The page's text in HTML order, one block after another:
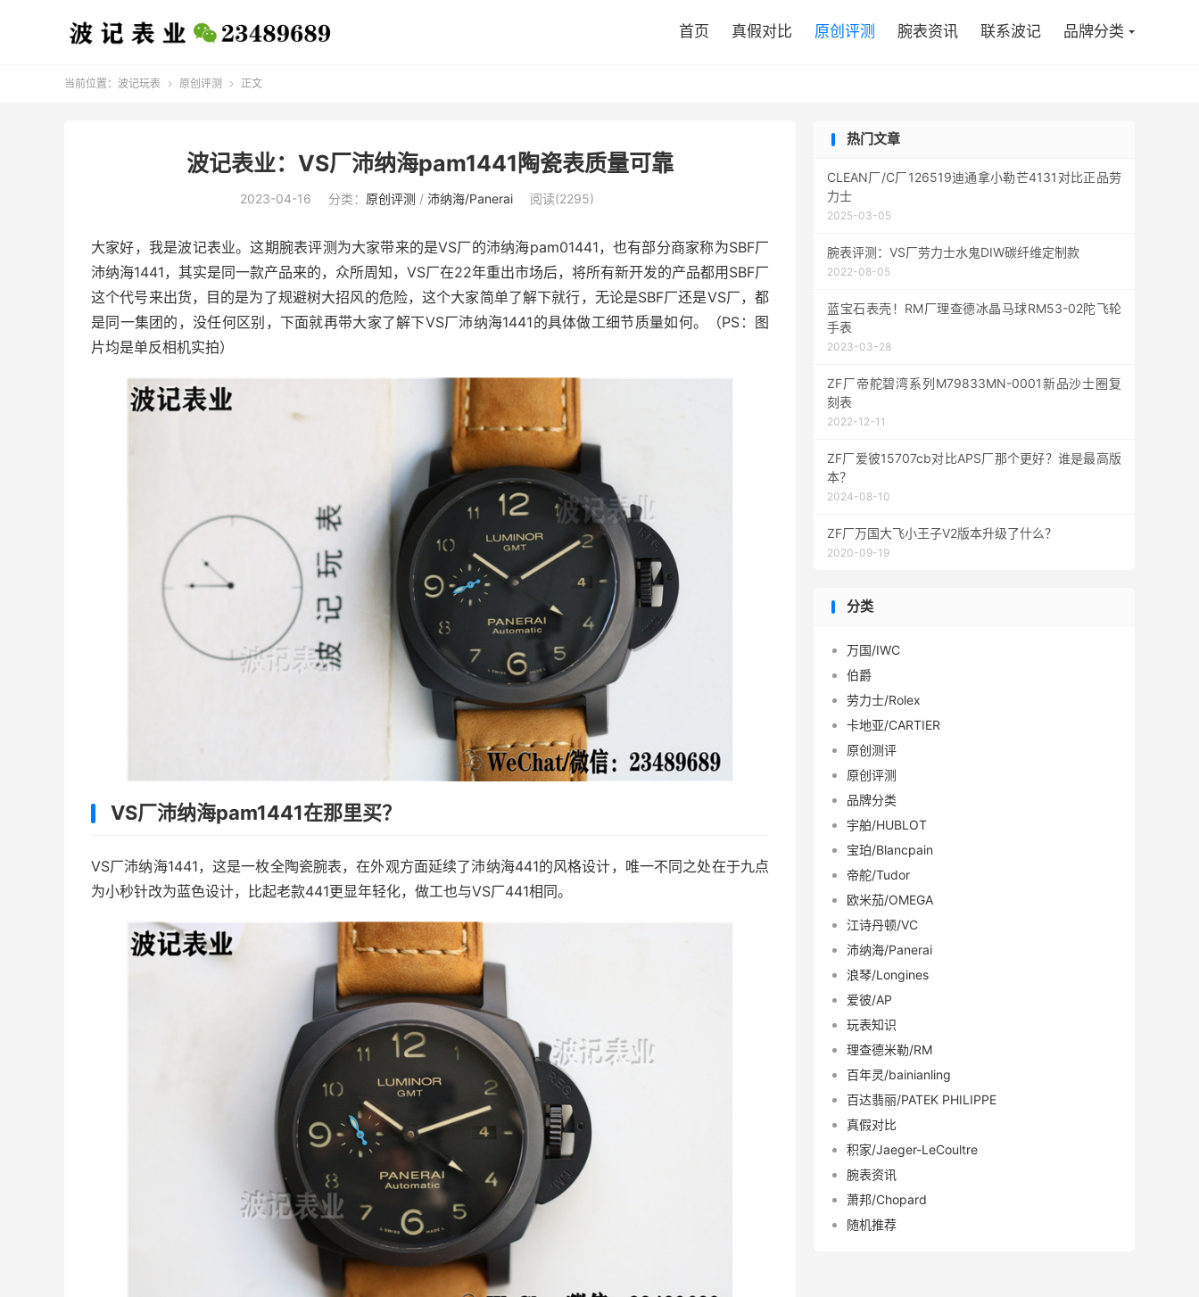
首页 真假对比 原创评测 腕表资讯 联系波记 品牌分类
当前位置： 波记玩表  原创评测  正文
波记表业：VS厂沛纳海pam1441陶瓷表质量可靠
2023-04-16 分类： 原创评测 / 沛纳海/Panerai 阅读(2295)
大家好，我是波记表业。这期腕表评测为大家带来的是VS厂的沛纳海pam01441，也有部分商家称为SBF厂
沛纳海1441，其实是同一款产品来的，众所周知，VS厂在22年重出市场后，将所有新开发的产品都用SBF厂
这个代号来出货，目的是为了规避树大招风的危险，这个大家简单了解下就行，无论是SBF厂还是VS厂，都
是同一集团的，没任何区别，下面就再带大家了解下VS厂沛纳海1441的具体做工细节质量如何。（PS：图
片均是单反相机实拍）
VS厂沛纳海pam1441在那里买？
VS厂沛纳海1441，这是一枚全陶瓷腕表，在外观方面延续了沛纳海441的风格设计，唯一不同之处在于九点
为小秒针改为蓝色设计，比起老款441更显年轻化，做工也与VS厂441相同。
热门文章
CLEAN厂/C厂126519迪通拿小勒芒4131对比正品劳
力士
2025-03-05
腕表评测：VS厂劳力士水鬼DIW碳纤维定制款
2022-08-05
蓝宝石表壳！RM厂理查德冰晶马球RM53-02陀飞轮
手表
2023-03-28
ZF厂帝舵碧湾系列M79833MN-0001新品沙士圈复
刻表
2022-12-11
ZF厂爱彼15707cb对比APS厂那个更好？谁是最高版
本？
2024-08-10
ZF厂万国大飞小王子V2版本升级了什么？
2020-09-19
分类
万国/IWC
伯爵
劳力士/Rolex
卡地亚/CARTIER
原创测评
原创评测
品牌分类
宇舶/HUBLOT
宝珀/Blancpain
帝舵/Tudor
欧米茄/OMEGA
江诗丹顿/VC
沛纳海/Panerai
浪琴/Longines
爱彼/AP
玩表知识
理查德米勒/RM
百年灵/bainianling
百达翡丽/PATEK PHILIPPE
真假对比
积家/Jaeger-LeCoultre
腕表资讯
萧邦/Chopard
随机推荐